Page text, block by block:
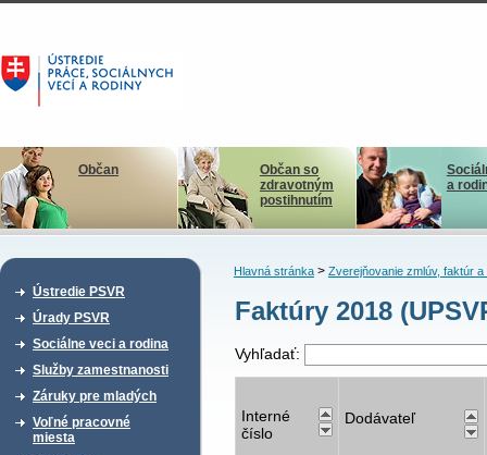
Občan
Občan so
zdravotným
postihnutím
a
Ústredie PSVR
Úrady PSVR
Sociálne veci a rodina
Služby zamestnanosti
Záruky pre mladých
Voľné pracovné
miesta
Hlavná stránka> Zverejňovanie zmlúv, faktúr a
Faktúry 2018
Vyhľadať:
Interné
číslo
Dodávateľ